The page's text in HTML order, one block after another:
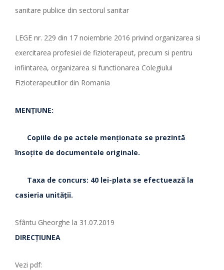
sanitare publice din sectorul sanitar
LEGE nr. 229 din 17 noiembrie 2016 privind organizarea si
exercitarea profesiei de fizioterapeut, precum si pentru
infiintarea, organizarea si functionarea Colegiului
Fizioterapeutilor din Romania
MENŢIUNE:
Copiile de pe actele menţionate se prezintă
însoţite de documentele originale.
Taxa de concurs: 40 lei-plata se efectuează la
casieria unităţii.
Sfântu Gheorghe la 31.07.2019
DIRECŢIUNEA
Vezi pdf: